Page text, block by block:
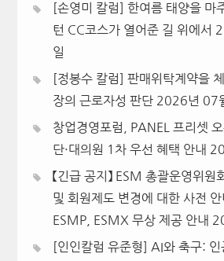
[손영미 칼럼] 한여름 태양을 마
턴 CC코스가 열어준 길 위에서
일
[정봉수 칼럼] 판매위탁계약을
장의 근로자성 판단 2026년 07
창업경영포럼, PANEL 프리셋
단·대의원 1차 우선 혜택 안내
【긴급 공지】 ESM 총괄운영위
및 회원제도 변경에 대한 사전
ESMP, ESMX 무상 제공 안내
[인인칼럼 유준형] AI와 축구: